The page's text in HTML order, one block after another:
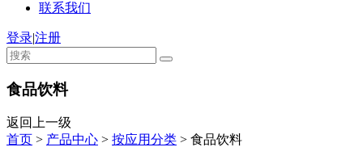
联系我们
登录|注册
食品饮料
返回上一级
首页 > 产品中心 > 按应用分类 > 食品饮料